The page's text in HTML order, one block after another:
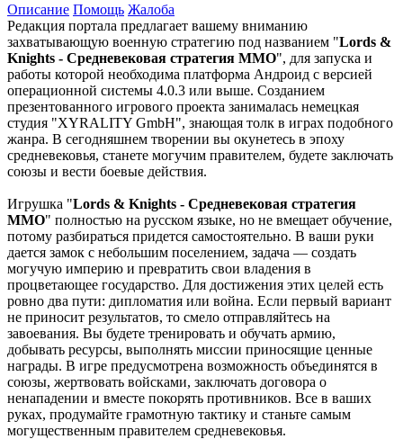
Описание Помощь Жалоба
Редакция портала предлагает вашему вниманию
захватывающую военную стратегию под названием "Lords &
Knights - Средневековая стратегия ММО", для запуска и
работы которой необходима платформа Андроид с версией
операционной системы 4.0.3 или выше. Созданием
презентованного игрового проекта занималась немецкая
студия "XYRALITY GmbH", знающая толк в играх подобного
жанра. В сегодняшнем творении вы окунетесь в эпоху
средневековья, станете могучим правителем, будете заключать
союзы и вести боевые действия.
Игрушка "Lords & Knights - Средневековая стратегия
ММО" полностью на русском языке, но не вмещает обучение,
потому разбираться придется самостоятельно. В ваши руки
дается замок с небольшим поселением, задача — создать
могучую империю и превратить свои владения в
процветающее государство. Для достижения этих целей есть
ровно два пути: дипломатия или война. Если первый вариант
не приносит результатов, то смело отправляйтесь на
завоевания. Вы будете тренировать и обучать армию,
добывать ресурсы, выполнять миссии приносящие ценные
награды. В игре предусмотрена возможность объединятся в
союзы, жертвовать войсками, заключать договора о
ненападении и вместе покорять противников. Все в ваших
руках, продумайте грамотную тактику и станьте самым
могущественным правителем средневековья.